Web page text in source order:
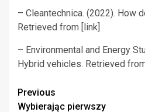
– Cleantechnica. (2022). How
Retrieved from [link]
– Environmental and Energy
Hybrid vehicles. Retrieved
Continue
Previous
Wybierając pierwszy